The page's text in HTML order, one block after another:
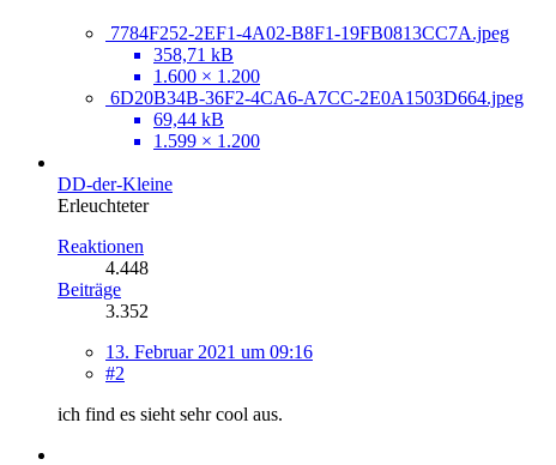
7784F252-2EF1-4A02-B8F1-19FB0813CC7A.jpeg
358,71 kB
1.600 × 1.200
6D20B34B-36F2-4CA6-A7CC-2E0A1503D664.jpeg
69,44 kB
1.599 × 1.200
DD-der-Kleine
Erleuchteter
Reaktionen
4.448
Beiträge
3.352
13. Februar 2021 um 09:16
#2
ich find es sieht sehr cool aus.